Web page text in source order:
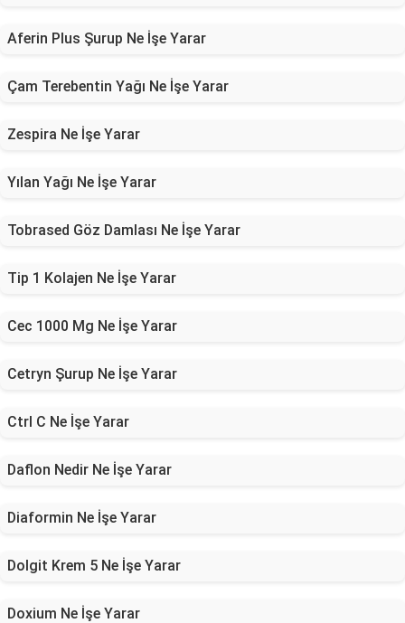
Aferin Plus Şurup Ne İşe Yarar
Çam Terebentin Yağı Ne İşe Yarar
Zespira Ne İşe Yarar
Yılan Yağı Ne İşe Yarar
Tobrased Göz Damlası Ne İşe Yarar
Tip 1 Kolajen Ne İşe Yarar
Cec 1000 Mg Ne İşe Yarar
Cetryn Şurup Ne İşe Yarar
Ctrl C Ne İşe Yarar
Daflon Nedir Ne İşe Yarar
Diaformin Ne İşe Yarar
Dolgit Krem 5 Ne İşe Yarar
Doxium Ne İşe Yarar